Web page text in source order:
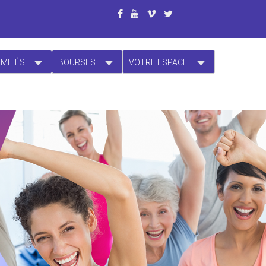
BOURSES VOTRE ESPACE